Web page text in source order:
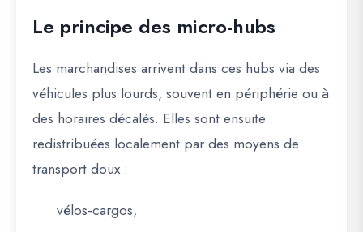
Le principe des micro-hubs
Les marchandises arrivent dans ces hubs via des
véhicules plus lourds, souvent en périphérie ou à
des horaires décalés. Elles sont ensuite
redistribuées localement par des moyens de
transport doux :
vélos-cargos,